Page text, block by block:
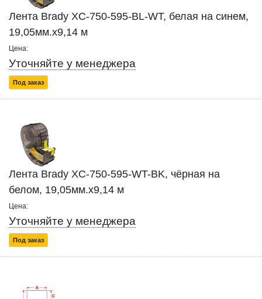
Лента Brady XC-750-595-BL-WT, белая на синем,
19,05мм.х9,14 м
Цена:
Уточняйте у менеджера
Под заказ
Лента Brady XC-750-595-WT-BK, чёрная на
белом, 19,05мм.х9,14 м
Цена:
Уточняйте у менеджера
Под заказ